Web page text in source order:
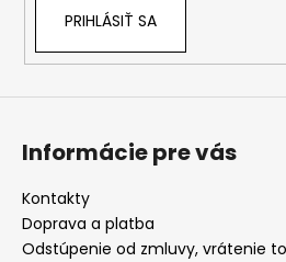
s
PRIHLÁSIŤ SA
Informácie pre vás
Kontakty
Doprava a platba
Odstúpenie od zmluvy, vrátenie